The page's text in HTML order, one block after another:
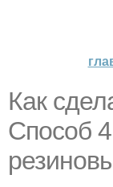
Как
Способ